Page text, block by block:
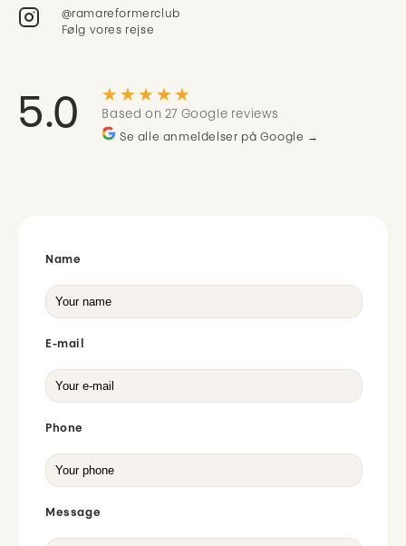
@ramareformerclub
Følg vores rejse
5.0 ★★★★★
Based on 27 Google reviews
Se alle anmeldelser på Google →
Name
E-mail
Phone
Message